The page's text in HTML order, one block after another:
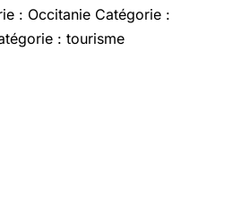
: Occitanie Catégorie :
: tourisme